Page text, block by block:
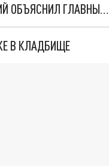
"МЫ ВАС ЗАСТАВИМ": ЖУТКИЕ ДЕТАЛИ ОХОТЫ НА ГЕНЕРАЛА. ЗЕЛЕНСКИЙ ОБЪЯСНИЛ ГЛАВНЫЙ СМЫСЛ ТЕРАКТА В ЦЕНТРЕ МОСКВЫ
В КЛАДБИЩЕ